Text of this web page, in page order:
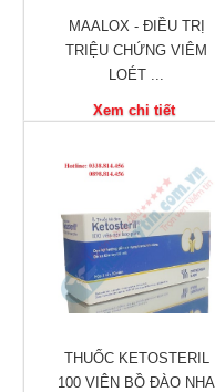
của
bé
mục
Tin
Làm
đẹp
và
sức
Chăm
MAALOX - ĐIỀU TRỊ
TRIỆU CHỨNG VIÊM
LOÉT ...
Xem chi tiết
THUỐC KETOSTERIL
100 VIÊN BỒ ĐÀO NHA